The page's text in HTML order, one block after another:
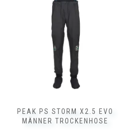
PEAK PS STORM X2.5 EVO
MÄNNER TROCKENHOSE